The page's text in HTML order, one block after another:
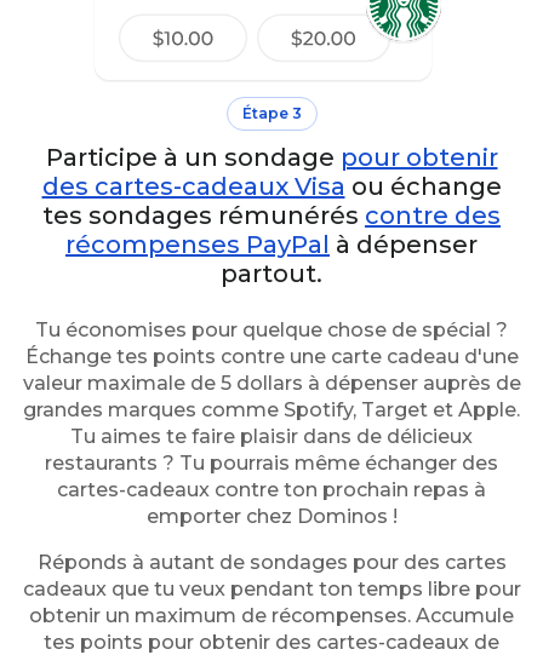
Étape 3
Participe à un sondage pour obtenir
des cartes-cadeaux Visa ou échange
tes sondages rémunérés contre des
récompenses PayPal à dépenser
partout.
Tu économises pour quelque chose de spécial ?
Échange tes points contre une carte cadeau d'une
valeur maximale de 5 dollars à dépenser auprès de
grandes marques comme Spotify, Target et Apple.
Tu aimes te faire plaisir dans de délicieux
restaurants ? Tu pourrais même échanger des
cartes-cadeaux contre ton prochain repas à
emporter chez Dominos !
Réponds à autant de sondages pour des cartes
cadeaux que tu veux pendant ton temps libre pour
obtenir un maximum de récompenses. Accumule
tes points pour obtenir des cartes-cadeaux de